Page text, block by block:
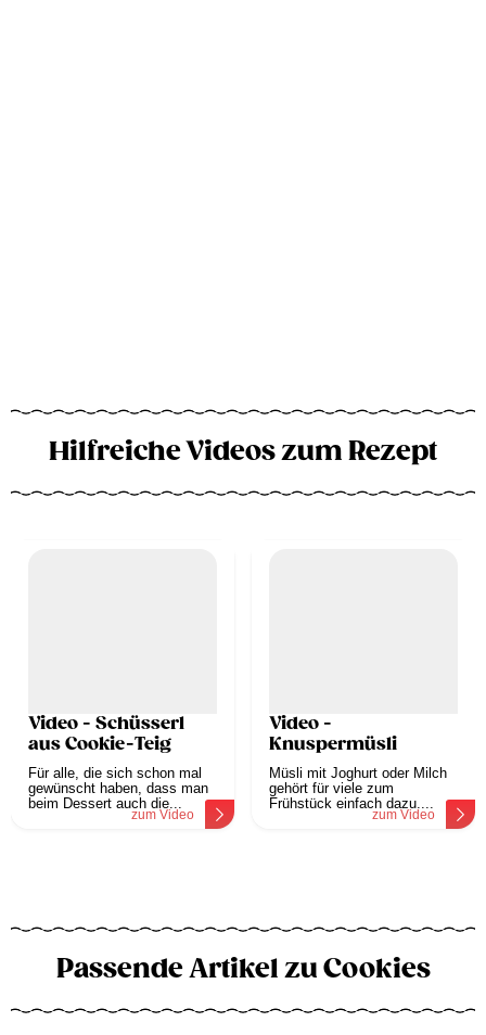
Hilfreiche Videos zum Rezept
Video - Schüsserl
aus Cookie-Teig
Für alle, die sich schon mal
gewünscht haben, dass man
beim Dessert auch die...
zum Video
Video -
Knuspermüsli
Müsli mit Joghurt oder Milch
gehört für viele zum
Frühstück einfach dazu....
zum Video
Passende Artikel zu Cookies